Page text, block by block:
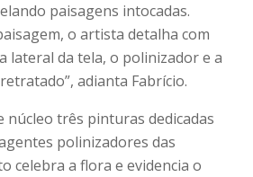
paisagens intocadas.
o artista detalha com
lateral da tela, o polinizador e a
adianta Fabrício.
núcleo três pinturas dedicadas
polinizadores das
celebra a flora e evidencia o